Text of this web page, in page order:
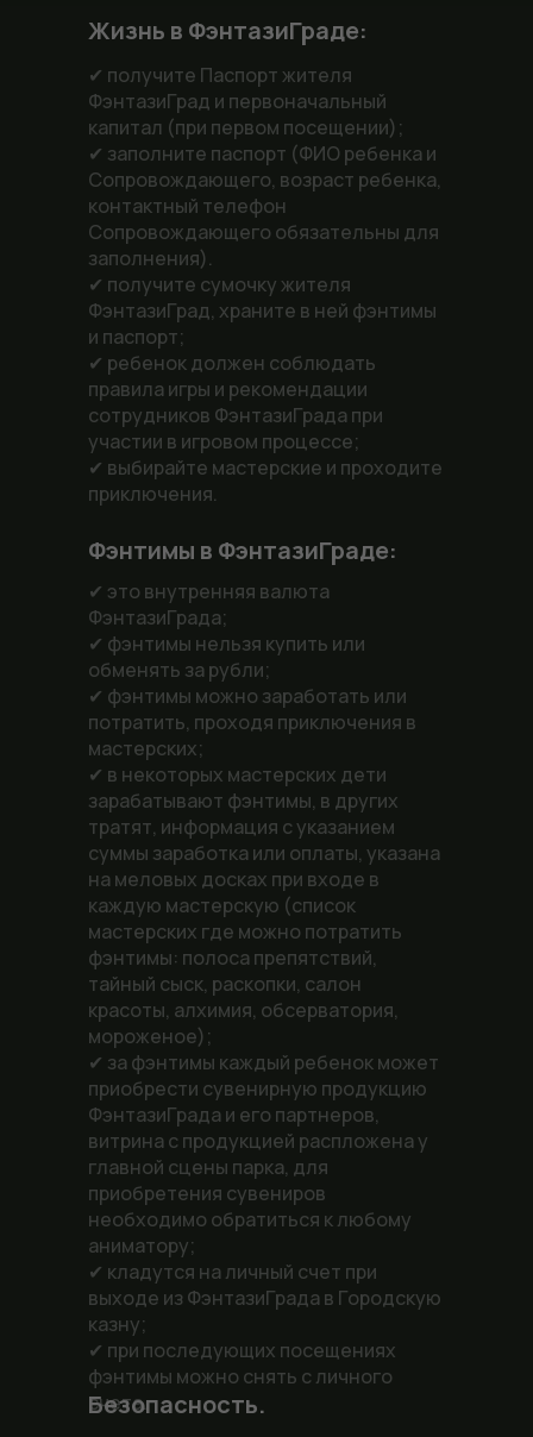
Жизнь в ФэнтазиГраде:
✔ получите Паспорт жителя
ФэнтазиГрад и первоначальный
капитал (при первом посещении);
✔ заполните паспорт (ФИО ребенка и
Сопровождающего, возраст ребенка,
контактный телефон
Сопровождающего обязательны для
заполнения).
✔ получите сумочку жителя
ФэнтазиГрад, храните в ней фэнтимы
и паспорт;
✔ ребенок должен соблюдать
правила игры и рекомендации
сотрудников ФэнтазиГрада при
участии в игровом процессе;
✔ выбирайте мастерские и проходите
приключения.
Фэнтимы в ФэнтазиГраде:
✔ это внутренняя валюта
ФэнтазиГрада;
✔ фэнтимы нельзя купить или
обменять за рубли;
✔ фэнтимы можно заработать или
потратить, проходя приключения в
мастерских;
✔ в некоторых мастерских дети
зарабатывают фэнтимы, в других
тратят, информация с указанием
суммы заработка или оплаты, указана
на меловых досках при входе в
каждую мастерскую (список
мастерских где можно потратить
фэнтимы: полоса препятствий,
тайный сыск, раскопки, салон
красоты, алхимия, обсерватория,
мороженое);
✔ за фэнтимы каждый ребенок может
приобрести сувенирную продукцию
ФэнтазиГрада и его партнеров,
витрина с продукцией распложена у
главной сцены парка, для
приобретения сувениров
необходимо обратиться к любому
аниматору;
✔ кладутся на личный счет при
выходе из ФэнтазиГрада в Городскую
казну;
✔ при последующих посещениях
фэнтимы можно снять с личного
счета.
Безопасность.